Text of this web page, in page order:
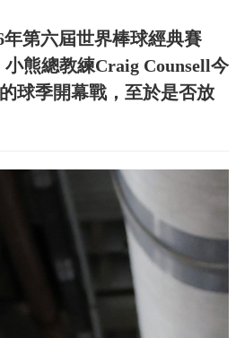
第六屆世界棒球經典賽
熊總教練Craig Counsell今
球季開幕戰，至於是否放